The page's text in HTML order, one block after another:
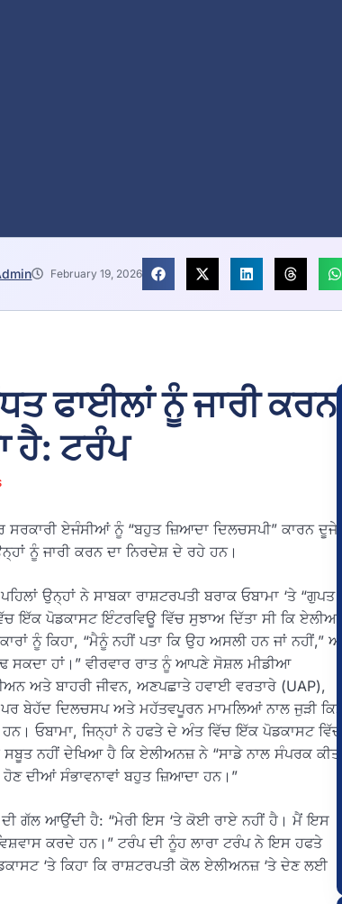
February 19, 2026
ਫਾਈਲਾਂ ਨੂੰ ਜਾਰੀ ਕਰਨ
ਹੈ: ਟਰੰਪ
ਸਰਕਾਰੀ ਏਜੰਸੀਆਂ ਨੂੰ “ਬਹੁਤ ਜ਼ਿਆਦਾ ਦਿਲਚਸਪੀ” ਕਾਰਨ ਦੂਜੇ
ਨੂੰ ਜਾਰੀ ਕਰਨ ਦਾ ਨਿਰਦੇਸ਼ ਦੇ ਰਹੇ ਹਨ।
ਉਨ੍ਹਾਂ ਨੇ ਸਾਬਕਾ ਰਾਸ਼ਟਰਪਤੀ ਬਰਾਕ ਓਬਾਮਾ ‘ਤੇ “ਗੁਪਤ
ਇੱਕ ਪੋਡਕਾਸਟ ਇੰਟਰਵਿਊ ਵਿੱਚ ਸੁਝਾਅ ਦਿੱਤਾ ਸੀ ਕਿ ਏਲੀਅਨ
ਨੂੰ ਕਿਹਾ, “ਮੈਨੂੰ ਨਹੀਂ ਪਤਾ ਕਿ ਉਹ ਅਸਲੀ ਹਨ ਜਾਂ ਨਹੀਂ,” ਅਤੇ
ਸਕਦਾ ਹਾਂ।” ਵੀਰਵਾਰ ਰਾਤ ਨੂੰ ਆਪਣੇ ਸੋਸ਼ਲ ਮੀਡੀਆ
ਅਤੇ ਬਾਹਰੀ ਜੀਵਨ, ਅਣਪਛਾਤੇ ਹਵਾਈ ਵਰਤਾਰੇ (UAP),
ਬੇਹੱਦ ਦਿਲਚਸਪ ਅਤੇ ਮਹੱਤਵਪੂਰਨ ਮਾਮਲਿਆਂ ਨਾਲ ਜੁੜੀ ਕਿਸੇ
ਓਬਾਮਾ, ਜਿਨ੍ਹਾਂ ਨੇ ਹਫਤੇ ਦੇ ਅੰਤ ਵਿੱਚ ਇੱਕ ਪੋਡਕਾਸਟ ਵਿੱਚ
ਨਹੀਂ ਦੇਖਿਆ ਹੈ ਕਿ ਏਲੀਅਨਜ਼ ਨੇ “ਸਾਡੇ ਨਾਲ ਸੰਪਰਕ ਕੀਤਾ
ਦੀਆਂ ਸੰਭਾਵਨਾਵਾਂ ਬਹੁਤ ਜ਼ਿਆਦਾ ਹਨ।”
ਦੀ ਗੱਲ ਆਉਂਦੀ ਹੈ: “ਮੇਰੀ ਇਸ ‘ਤੇ ਕੋਈ ਰਾਏ ਨਹੀਂ ਹੈ। ਮੈਂ ਇਸ
ਕਰਦੇ ਹਨ।” ਟਰੰਪ ਦੀ ਨੂੰਹ ਲਾਰਾ ਟਰੰਪ ਨੇ ਇਸ ਹਫਤੇ
‘ਤੇ ਕਿਹਾ ਕਿ ਰਾਸ਼ਟਰਪਤੀ ਕੋਲ ਏਲੀਅਨਜ਼ ‘ਤੇ ਦੇਣ ਲਈ